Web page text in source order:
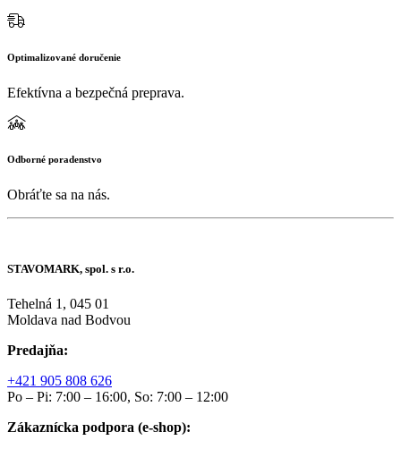
Optimalizované doručenie
Efektívna a bezpečná preprava.
Odborné poradenstvo
Obráťte sa na nás.
STAVOMARK, spol. s r.o.
Tehelná 1, 045 01
Moldava nad Bodvou
Predajňa:
+421 905 808 626
Po – Pi: 7:00 – 16:00, So: 7:00 – 12:00
Zákaznícka podpora (e-shop):